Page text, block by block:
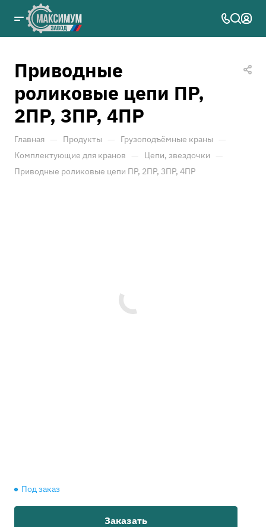
Приводные
роликовые цепи ПР,
2ПР, 3ПР, 4ПР
Главная — Продукты — Грузоподъёмные краны —
Комплектующие для кранов — Цепи, звездочки —
Приводные роликовые цепи ПР, 2ПР, 3ПР, 4ПР
Под заказ
Заказать